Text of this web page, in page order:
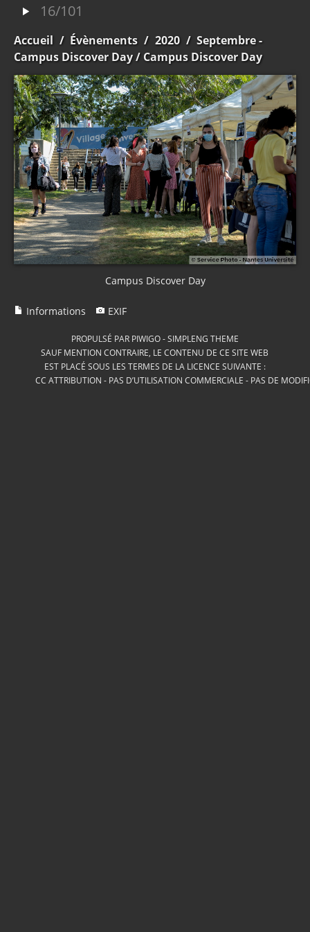
16/101
Accueil / Évènements / 2020 / Septembre -
Campus Discover Day/ Campus Discover Day
Campus Discover Day
Informations EXIF
PROPULSÉ PAR PIWIGO-SIMPLENG THEME
SAUF MENTION CONTRAIRE, LE CONTENU DE CE SITE WEB
EST PLACÉ SOUS LES TERMES DE LA LICENCE SUIVANTE :
CC ATTRIBUTION - PAS D’UTILISATION COMMERCIALE - PAS DE